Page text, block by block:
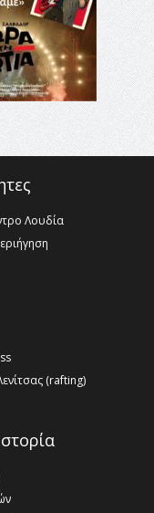
ΚΑΛΟΚΑΙΡΙΝΕΣ
Λουδία
(rafting)